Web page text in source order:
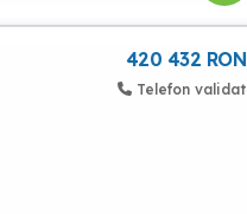
420 432 RON
Telefon validat